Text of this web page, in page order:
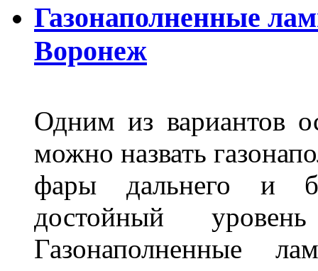
Газонаполненные
Воронеж
Одним из вариантов
можно назвать
фары дальнего и
достойный
Газонаполненные